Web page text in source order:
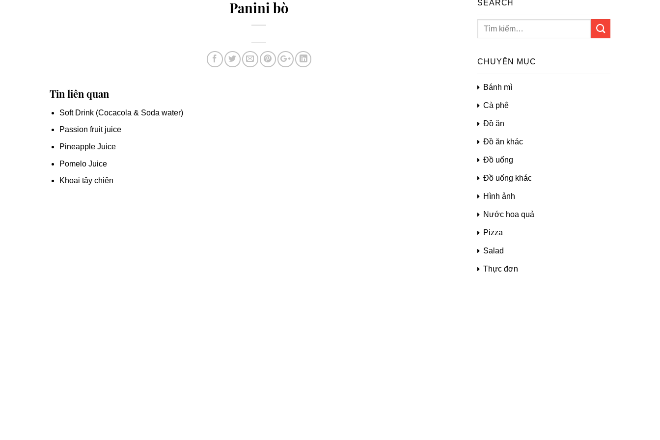
Panini bò
Tin liên quan
Soft Drink (Cocacola & Soda water)
Passion fruit juice
Pineapple Juice
Pomelo Juice
Khoai tây chiên
SEARCH
CHUYÊN MỤC
Bánh mì
Cà phê
Đồ ăn
Đồ ăn khác
Đồ uống
Đồ uống khác
Hình ảnh
Nước hoa quả
Pizza
Salad
Thực đơn